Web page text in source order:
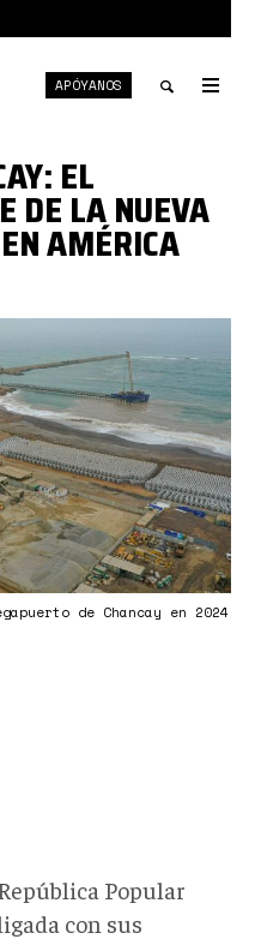
APÓYANOS
de Chancay en 2024
EL
DE LA NUEVA
AMÉRICA
Popular
con sus